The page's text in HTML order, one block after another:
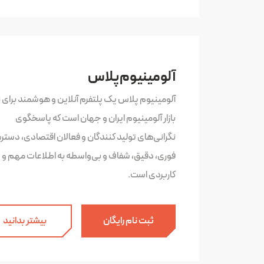
آلومینیوم پلاس
آلومینیوم پلاس یک پلتفرم آنلاین و هوشمند
بازار آلومینیوم ایران و جهان است که پاسخگوی
نگرانی‌های تولید کنندگان و فعالان اقتصادی،
فوری، دقیق، شفاف و بی‌واسطه به اطلاعات مهم و
کاربردی است.
ثبت نام رایگان بیشتر بدانید